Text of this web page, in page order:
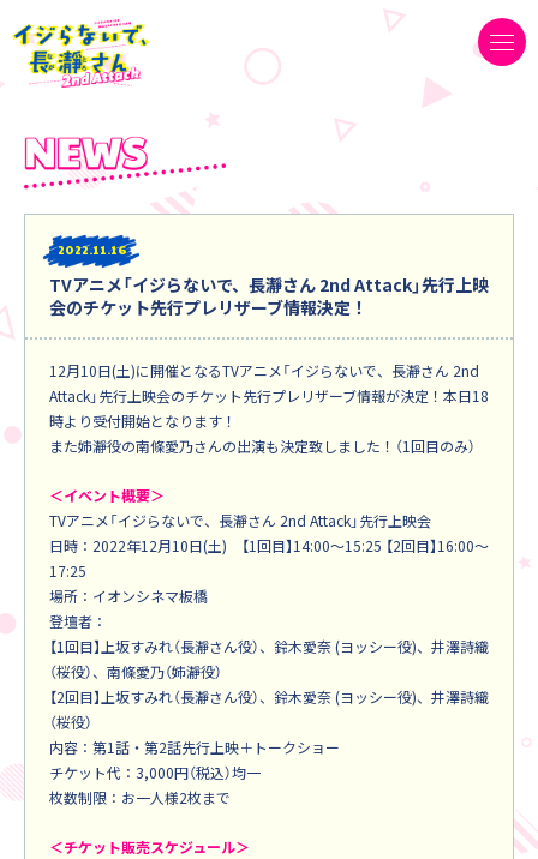
2022 11.16
TVアニメ「イジらないで、長瀞さん 2nd Attack」先行上映
会のチケット先行プレリザーブ情報決定！
12月10日(土)に開催となるTVアニメ「イジらないで、長瀞さん 2nd
Attack」先行上映会のチケット先行プレリザーブ情報が決定！本日18
時より受付開始となります！
また姉瀞役の南條愛乃さんの出演も決定致しました！（1回目のみ）
＜イベント概要＞
TVアニメ「イジらないで、長瀞さん 2nd Attack」先行上映会
日時：2022年12月10日(土) 【1回目】14:00～15:25 【2回目】16:00～
17:25
場所：イオンシネマ板橋
登壇者：
【1回目】上坂すみれ（長瀞さん役）、鈴木愛奈 (ヨッシー役)、井澤詩織
（桜役）、南條愛乃（姉瀞役）
【2回目】上坂すみれ（長瀞さん役）、鈴木愛奈 (ヨッシー役)、井澤詩織
（桜役）
内容：第1話・第2話先行上映＋トークショー
チケット代：3,000円（税込）均一
枚数制限：お一人様2枚まで
＜チケット販売スケジュール＞